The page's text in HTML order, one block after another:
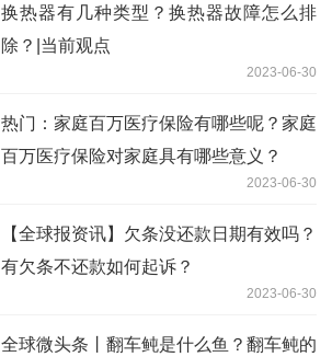
换热器有几种类型？换热器故障怎么排
除？|当前观点
2023-06-30
热门：家庭百万医疗保险有哪些呢？家庭
百万医疗保险对家庭具有哪些意义？
2023-06-30
【全球报资讯】欠条没还款日期有效吗？
有欠条不还款如何起诉？
2023-06-30
全球微头条丨翻车鲀是什么鱼？翻车鲀的